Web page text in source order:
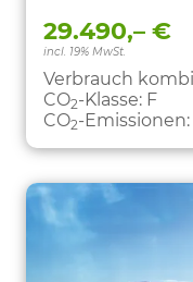
29.490,– €
incl. 19% MwSt.
Verbrauch
CO2-Klasse: F
CO2-Emissionen: